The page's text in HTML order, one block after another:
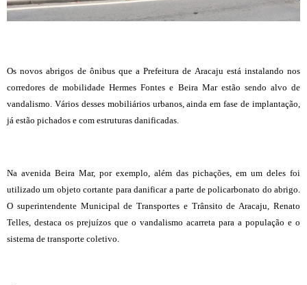
Os novos abrigos de ônibus que a Prefeitura de Aracaju está instalando nos
corredores de mobilidade Hermes Fontes e Beira Mar estão sendo alvo de
vandalismo. Vários desses mobiliários urbanos, ainda em fase de implantação,
já estão pichados e com estruturas danificadas.
Na avenida Beira Mar, por exemplo, além das pichações, em um deles foi
utilizado um objeto cortante para danificar a parte de policarbonato do abrigo.
O superintendente Municipal de Transportes e Trânsito de Aracaju, Renato
Telles, destaca os prejuízos que o vandalismo acarreta para a população e o
sistema de transporte coletivo.